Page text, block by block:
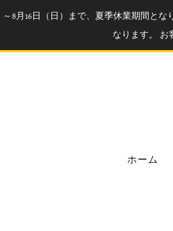
～8月16日（日）まで、夏季休業期間と
なります。 お
ホーム